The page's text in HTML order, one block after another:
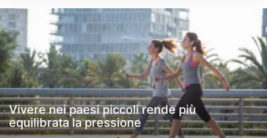
Vivere nei paesi piccoli rende più
equilibrata la pressione